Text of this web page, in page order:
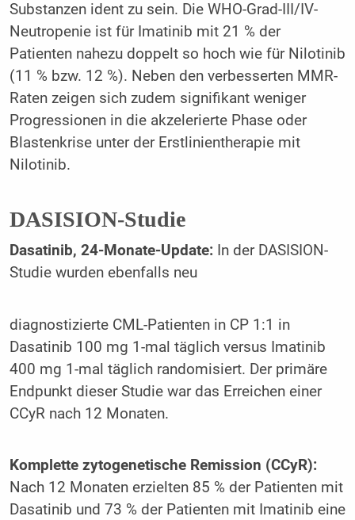
Substanzen ident zu sein. Die WHO-Grad-III/IV-
Neutropenie ist für Imatinib mit 21 % der
Patienten nahezu doppelt so hoch wie für Nilotinib
(11 % bzw. 12 %). Neben den verbesserten MMR-
Raten zeigen sich zudem signifikant weniger
Progressionen in die akzelerierte Phase oder
Blastenkrise unter der Erstlinientherapie mit
Nilotinib.
DASISION-Studie
Dasatinib, 24-Monate-Update: In der DASISION-
Studie wurden ebenfalls neu
diagnostizierte CML-Patienten in CP 1:1 in
Dasatinib 100 mg 1-mal täglich versus Imatinib
400 mg 1-mal täglich randomisiert. Der primäre
Endpunkt dieser Studie war das Erreichen einer
CCyR nach 12 Monaten.
Komplette zytogenetische Remission (CCyR):
Nach 12 Monaten erzielten 85 % der Patienten mit
Dasatinib und 73 % der Patienten mit Imatinib eine